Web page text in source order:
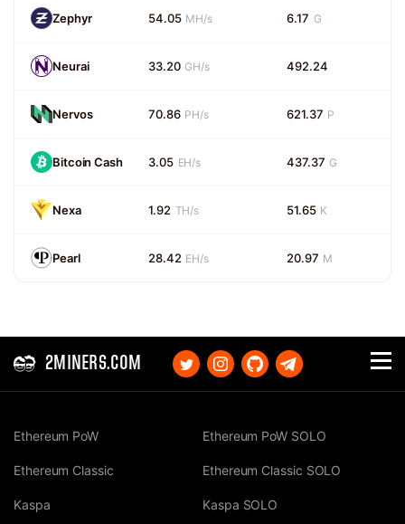
Zephyr 54.05 MH/s 6.17 G
Neurai 33.20 GH/s 492.24
Nervos 70.86 PH/s 621.37 P
Bitcoin Cash 3.05 EH/s 437.37 G
Nexa 1.92 TH/s 51.65 K
Pearl 28.42 EH/s 20.97 M
2MINERS.COM
Ethereum PoW
Ethereum Classic
Kaspa
Ethereum PoW SOLO
Ethereum Classic SOLO
Kaspa SOLO